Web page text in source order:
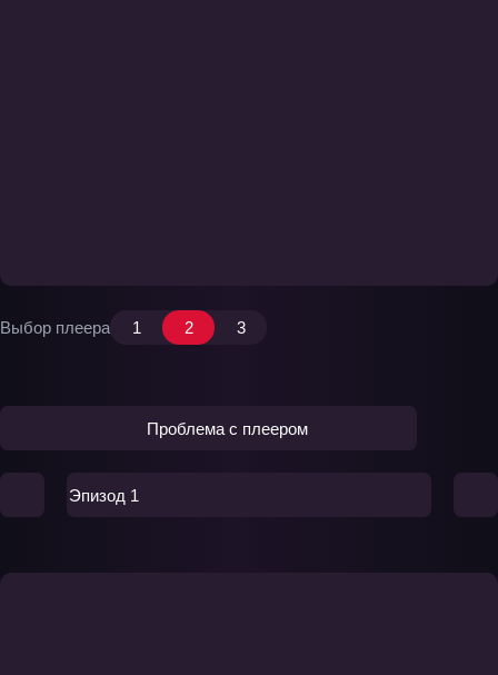
Выбор плеера 1 2 3
Проблема с плеером
Эпизод 1